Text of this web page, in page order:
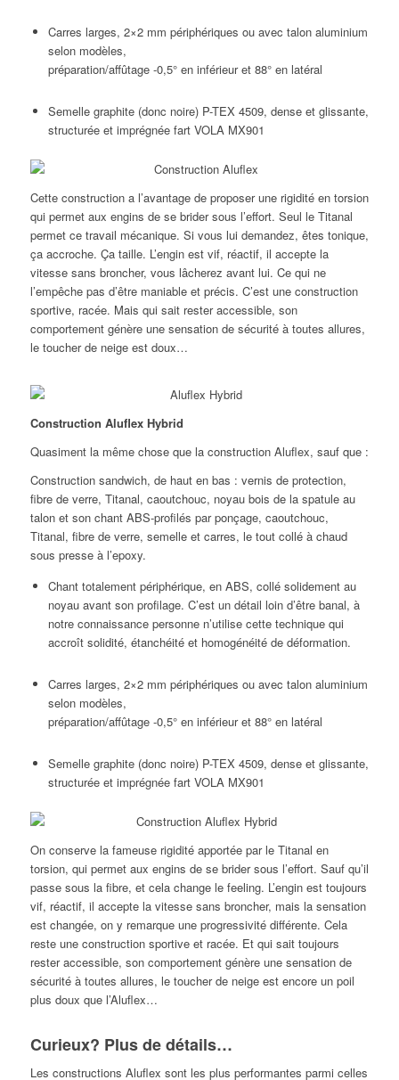
Carres larges, 2×2 mm périphériques ou avec talon aluminium
selon modèles,
préparation/affûtage -0,5° en inférieur et 88° en latéral
Semelle graphite (donc noire) P-TEX 4509, dense et glissante,
structurée et imprégnée fart VOLA MX901
Cette construction a l’avantage de proposer une rigidité en torsion
qui permet aux engins de se brider sous l’effort. Seul le Titanal
permet ce travail mécanique. Si vous lui demandez, êtes tonique,
ça accroche. Ça taille. L’engin est vif, réactif, il accepte la
vitesse sans broncher, vous lâcherez avant lui. Ce qui ne
l’empêche pas d’être maniable et précis. C’est une construction
sportive, racée. Mais qui sait rester accessible, son
comportement génère une sensation de sécurité à toutes allures,
le toucher de neige est doux…
Construction Aluflex Hybrid
Quasiment la même chose que la construction Aluflex, sauf que :
Construction sandwich, de haut en bas : vernis de protection,
fibre de verre, Titanal, caoutchouc, noyau bois de la spatule au
talon et son chant ABS-profilés par ponçage, caoutchouc,
Titanal, fibre de verre, semelle et carres, le tout collé à chaud
sous presse à l’epoxy.
Chant totalement périphérique, en ABS, collé solidement au
noyau avant son profilage. C’est un détail loin d’être banal, à
notre connaissance personne n’utilise cette technique qui
accroît solidité, étanchéité et homogénéité de déformation.
Carres larges, 2×2 mm périphériques ou avec talon aluminium
selon modèles,
préparation/affûtage -0,5° en inférieur et 88° en latéral
Semelle graphite (donc noire) P-TEX 4509, dense et glissante,
structurée et imprégnée fart VOLA MX901
On conserve la fameuse rigidité apportée par le Titanal en
torsion, qui permet aux engins de se brider sous l’effort. Sauf qu’il
passe sous la fibre, et cela change le feeling. L’engin est toujours
vif, réactif, il accepte la vitesse sans broncher, mais la sensation
est changée, on y remarque une progressivité différente. Cela
reste une construction sportive et racée. Et qui sait toujours
rester accessible, son comportement génère une sensation de
sécurité à toutes allures, le toucher de neige est encore un poil
plus doux que l’Aluflex…
Curieux? Plus de détails…
Les constructions Aluflex sont les plus performantes parmi celles